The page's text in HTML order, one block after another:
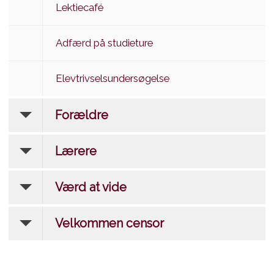
Lektiecafé
Adfærd på studieture
Elevtrivselsundersøgelse
Forældre
Lærere
Værd at vide
Velkommen censor